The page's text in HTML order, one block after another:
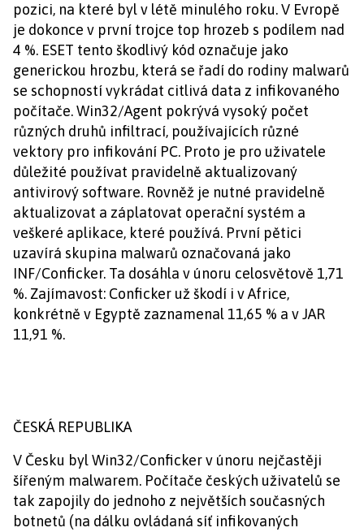
pozici, na které byl v létě minulého roku. V Evropě
je dokonce v první trojce top hrozeb s podílem nad
4 %. ESET tento škodlivý kód označuje jako
generickou hrozbu, která se řadí do rodiny malwarů
se schopností vykrádat citlivá data z infikovaného
počítače. Win32/Agent pokrývá vysoký počet
různých druhů infiltrací, používajících různé
vektory pro infikování PC. Proto je pro uživatele
důležité používat pravidelně aktualizovaný
antivirový software. Rovněž je nutné pravidelně
aktualizovat a záplatovat operační systém a
veškeré aplikace, které používá. První pětici
uzavírá skupina malwarů označovaná jako
INF/Conficker. Ta dosáhla v únoru celosvětově 1,71
%. Zajímavost: Conficker už škodí i v Africe,
konkrétně v Egyptě zaznamenal 11,65 % a v JAR
11,91 %.
ČESKÁ REPUBLIKA
V Česku byl Win32/Conficker v únoru nejčastěji
šířeným malwarem. Počítače českých uživatelů se
tak zapojily do jednoho z největších současných
botnetů (na dálku ovládaná síť infikovaných